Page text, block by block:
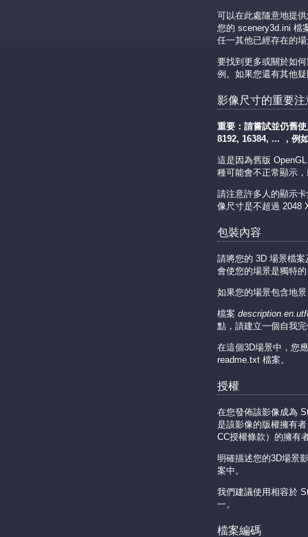
可以在此處隨意地提
您的 scenery3d.ini 檔
任一其他已經存在的
要找到更多或關於如
例。如果您還有其他
影像尺寸的重要注
重要：請嘗試並仍舊
8192, 16384, ... ，例
這是因為舊版
種可能會不正常顯示
請注意許多人的顯示
像尺寸是不超過 2048
包裝內容
請將您的 3D 場景檔
會使您的場景是獨特
如果您的場景包含地
檔案
點，請建立一個自我
在這個3D場景中，您
readme.txt 檔案。
授權
在您發佈該影像成為
是該影像的版權擁有
CC授權條款）的擁有
明確描述您的3D場景
案中。
我們建議使用相容於
一。
檔案編碼